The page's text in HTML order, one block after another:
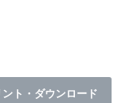
ント・ダウンロード